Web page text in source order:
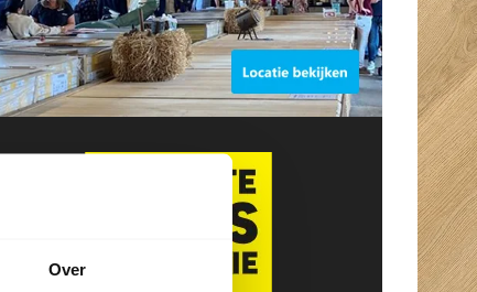
Over